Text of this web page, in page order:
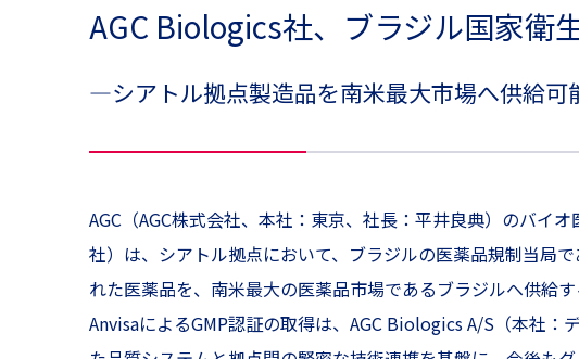
AGC Biologics社、ブラジル国家衛
―シアトル拠点製造品を南米最大市場へ供給
AGC（AGC株式会社、本社：東京、社長：平井良典）のバイオ
社）は、シアトル拠点において、ブラジルの医薬品規制当局
れた医薬品を、南米最大の医薬品市場であるブラジルへ供給す
AnvisaによるGMP認証の取得は、AGC Biologics A/S（本社：